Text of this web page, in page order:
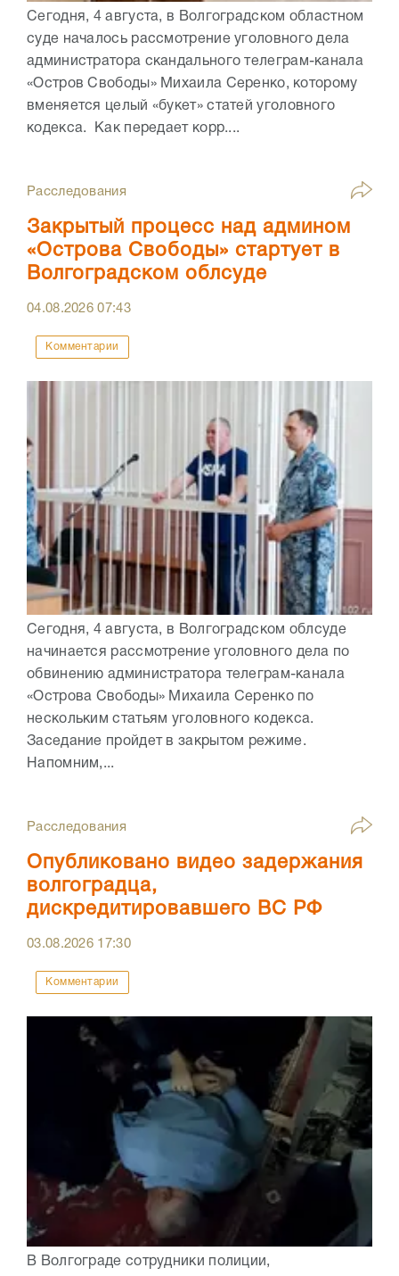
Сегодня, 4 августа, в Волгоградском областном
суде началось рассмотрение уголовного дела
администратора скандального телеграм-канала
«Остров Свободы» Михаила Серенко, которому
вменяется целый «букет» статей уголовного
кодекса. Как передает корр....
Расследования
Закрытый процесс над админом
«Острова Свободы» стартует в
Волгоградском облсуде
04.08.202607:43
Комментарии
Сегодня, 4 августа, в Волгоградском облсуде
начинается рассмотрение уголовного дела по
обвинению администратора телеграм-канала
«Острова Свободы» Михаила Серенко по
нескольким статьям уголовного кодекса.
Заседание пройдет в закрытом режиме.
Напомним,...
Расследования
Опубликовано видео задержания
волгоградца,
дискредитировавшего ВС РФ
03.08.2026 17:30
Комментарии
В Волгограде сотрудники полиции,